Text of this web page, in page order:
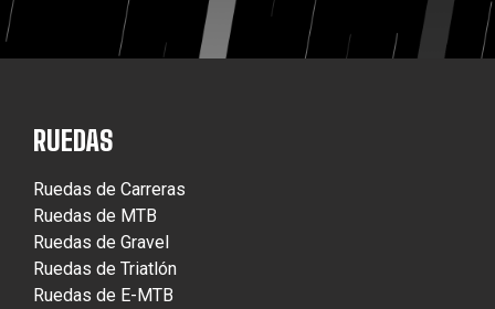
RUEDAS
Ruedas de Carreras
Ruedas de MTB
Ruedas de Gravel
Ruedas de Triatlón
Ruedas de E-MTB